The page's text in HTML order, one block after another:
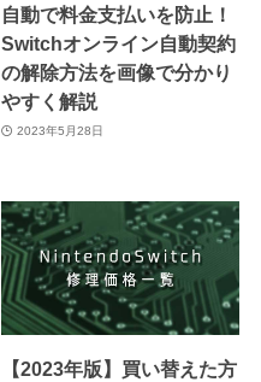
自動で料金支払いを防止！
Switchオンライン自動契約
の解除方法を画像で分かり
やすく解説
2023年5月28日
【2023年版】買い替えた方